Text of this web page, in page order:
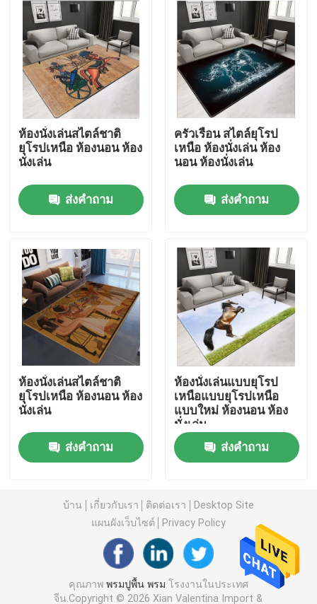
เกี่ยวกับเรา
ทัวร์โรงงาน
ควบคุมคุณภาพ
ขอใบเสนอราคา
พรมปูพื้น พรม
พรมปูพื้นห้องรับแขก
พรมกันน้ำห้องน้ำ
พรมห้องเด็กเล่น
พรมปูพื้นเก้าอี้
เสื่อโยคะเป็นมิตรกับสิ่งแวดล้อม
พรมครัวซักได้
เสื่อกระดานปาเป้า
เสื่อบันไดกันลื่น
ห้องนั่งเล่นสไตล์ชาติ
ยุโรปเหนือ ห้องนอน ห้อง
นั่งเล่น
ส่งคำถาม
ครัวเรือน สไตล์ยุโรป
เหนือ ห้องนั่งเล่น ห้อง
นอน ห้องนั่งเล่น
ส่งคำถาม
ห้องนั่งเล่นสไตล์ชาติ
ยุโรปเหนือ ห้องนอน ห้อง
นั่งเล่น
ส่งคำถาม
ห้องนั่งเล่นแบบยุโรป
เหนือแบบยุโรปเหนือ
แบบใหม่ ห้องนอน ห้อง
นั่งเล่น
ส่งคำถาม
บ้าน เกี่ยวกับเรา ติดต่อเรา
Desktop Site
แผนผังเว็บไซต์
Privacy Policy
คุณภาพ พรมปูพื้น พรม โรงงานในประเทศ
จีน.Copyright © 2026 Xian Valentina Import &